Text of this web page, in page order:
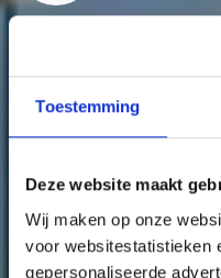
Toestemming
Deze website maakt
Wij maken op onze
voor websitestatistieken
gepersonaliseerde
Uitgelicht